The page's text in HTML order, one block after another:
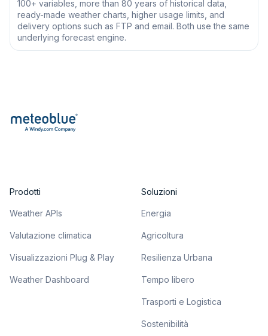
100+ variables, more than 80 years of historical data,
ready-made weather charts, higher usage limits, and
delivery options such as FTP and email. Both use the same
underlying forecast engine.
Prodotti
Weather APIs
Valutazione climatica
Visualizzazioni Plug & Play
Weather Dashboard
Soluzioni
Energia
Agricoltura
Resilienza Urbana
Tempo libero
Trasporti e Logistica
Sostenibilità